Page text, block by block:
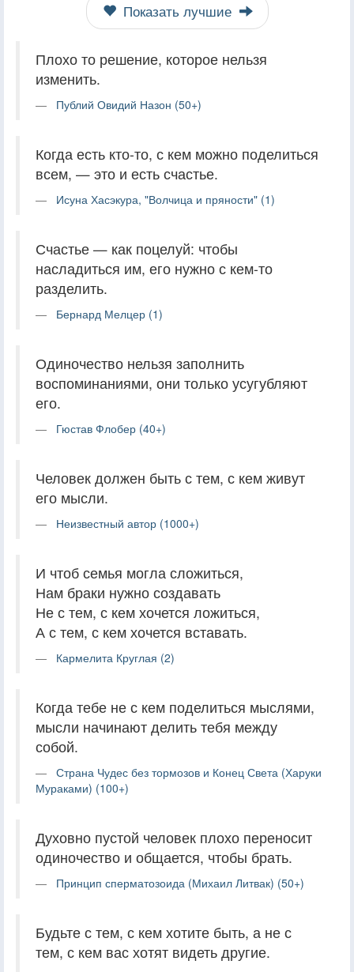
Показать лучшие
Плохо то решение, которое нельзя
изменить.
Публий Овидий Назон (50+)
Когда есть кто-то, с кем можно поделиться
всем, — это и есть счастье.
Исуна Хасэкура, "Волчица и пряности" (1)
Счастье — как поцелуй: чтобы
насладиться им, его нужно с кем-то
разделить.
Бернард Мелцер (1)
Одиночество нельзя заполнить
воспоминаниями, они только усугубляют
его.
Гюстав Флобер (40+)
Человек должен быть с тем, с кем живут
его мысли.
Неизвестный автор (1000+)
И чтоб семья могла сложиться,
Нам браки нужно создавать
Не с тем, с кем хочется ложиться,
А с тем, с кем хочется вставать.
Кармелита Круглая (2)
Когда тебе не с кем поделиться мыслями,
мысли начинают делить тебя между
собой.
Страна Чудес без тормозов и Конец Света (Харуки
Мураками) (100+)
Духовно пустой человек плохо переносит
одиночество и общается, чтобы брать.
Принцип сперматозоида (Михаил Литвак) (50+)
Будьте с тем, с кем хотите быть, а не с
тем, с кем вас хотят видеть другие.